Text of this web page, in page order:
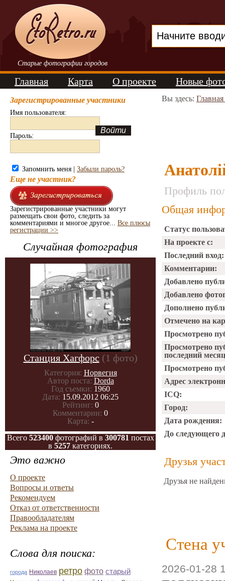
Старые фотографии городов
Главная Карта О проекте Новые
Зарегистрированные участники
Имя пользователя:
Пароль:
Запомнить меня | Забыли пароль?
Еще не участник?
Зарегистрированные участники могут
размещать свои фото, следить за
комментариями и многое другое... Все плюсы
регистрации >>
Случайная фотография
Станция Хагфорс (1 фото)
Категория: Норвегия
Автор поста: Dorda
Год съемки: 1960
Дата: 15.09.2012 06:25
Рейтинг: 0
Комментарии: 0
Карта: -
Всего 523400фотографий в 300781 постах
в 5257 категориях.
Это важно
О проекте
Вопросы и ответы
Рекомендуем
Отказ от ответственности
Правообладателям
Реклама на проекте
Слова для поиска:
города Николаев ретро фото старый
Вы здесь:
Профиль
Общая
Статус
На проекте с:
Последний вход:
Комментарии:
Добавлено
Добавлено
Дополнено
Отмечено на
Просмотрено
Просмотрено
последний
Просмотрено
Адрес
ICQ:
Город:
Дата рождения:
До следующего
Друзья
Друзья не
Стена
2026-01-28